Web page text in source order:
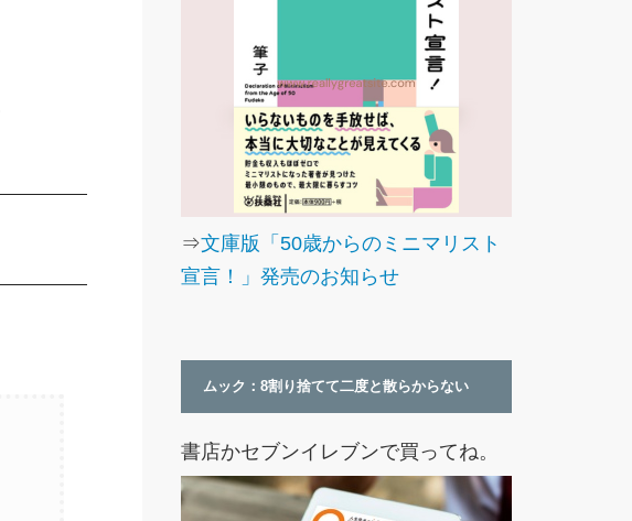
⇒文庫版「50歳からのミニマリスト
宣言！」発売のお知らせ
ムック：8割り捨てて二度と散らからない
書店かセブンイレブンで買ってね。